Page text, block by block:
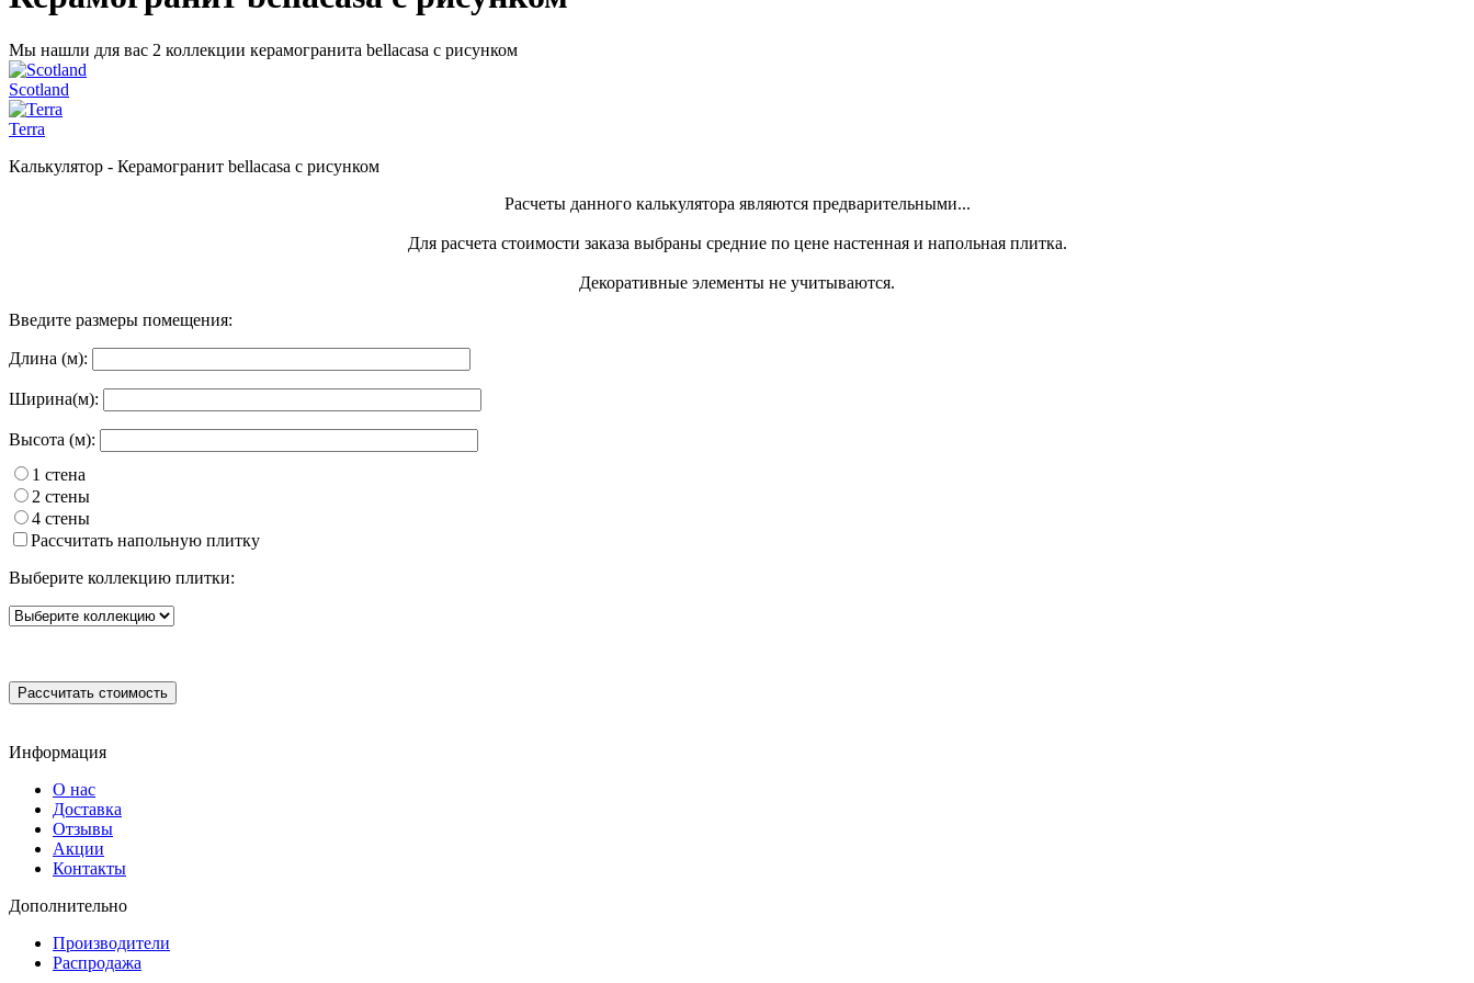
Мы нашли для вас 2 коллекции керамогранита bellacasa с рисунком
Scotland
Terra
Калькулятор - Керамогранит bellacasa с рисунком
Расчеты данного калькулятора являются предварительными...
Для расчета стоимости заказа выбраны средние по цене настенная и напольная плитка.
Декоративные элементы не учитываются.
Введите размеры помещения:
Длина (м):
Ширина(м):
Высота (м):
1 стена
2 стены
4 стены
Рассчитать напольную плитку
Выберите коллекцию плитки:
Информация
О нас
Доставка
Отзывы
Акции
Контакты
Дополнительно
Производители
Распродажа